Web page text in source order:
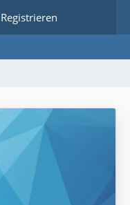
Registrieren